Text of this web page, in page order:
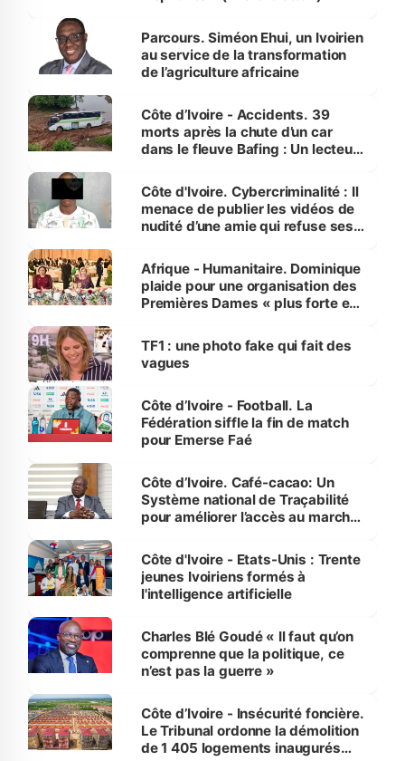
Parcours. Siméon Ehui, un Ivoirien
au service de la transformation
de l’agriculture africaine
Côte d’Ivoire - Accidents. 39
morts après la chute d’un car
dans le fleuve Bafing : Un lecteur
des Transports
Côte d'Ivoire. Cybercriminalité : Il
menace de publier les vidéos de
nudité d’une amie qui refuse ses
Afrique - Humanitaire. Dominique
plaide pour une organisation des
Premières Dames « plus forte et
sur la scène internationale »
TF1 : une photo fake qui fait des
vagues
Côte d’Ivoire - Football. La
Fédération siffle la fin de match
pour Emerse Faé
Côte d’Ivoire. Café-cacao: Un
Système national de Traçabilité
pour améliorer l’accès au marché
Côte d'Ivoire - Etats-Unis : Trente
jeunes Ivoiriens formés à
l'intelligence artificielle
Charles Blé Goudé « Il faut qu’on
comprenne que la politique, ce
n’est pas la guerre »
Côte d’Ivoire - Insécurité foncière.
Le Tribunal ordonne la démolition
de 1 405 logements inaugurés